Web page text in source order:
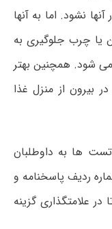
نشود. اما به آنها
یا چرب جلوگیری به
شود. همچنین بهتر
بیرون از منزل غذا
ها به داوطلبان
ردیف پاسخنامه و
علامتگذاری گزینه